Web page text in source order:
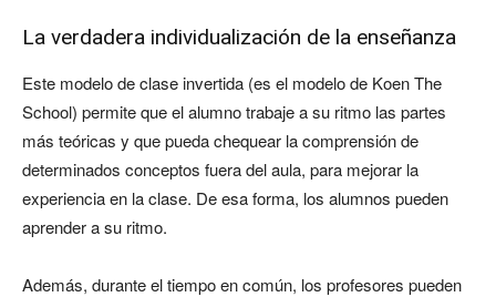
La verdadera individualización de la enseñanza
Este modelo de clase invertida (es el modelo de Koen The
School) permite que el alumno trabaje a su ritmo las partes
más teóricas y que pueda chequear la comprensión de
determinados conceptos fuera del aula, para mejorar la
experiencia en la clase. De esa forma, los alumnos pueden
aprender a su ritmo.
Además, durante el tiempo en común, los profesores pueden